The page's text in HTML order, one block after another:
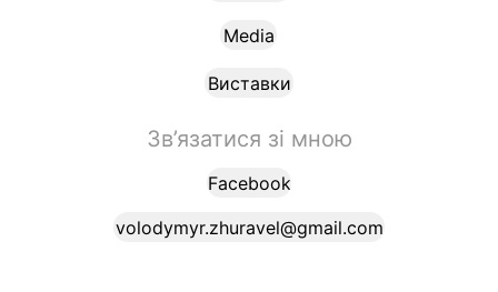
Media
Виставки
Зв’язатися зі мною
Facebook
volodymyr.zhuravel@gmail.com